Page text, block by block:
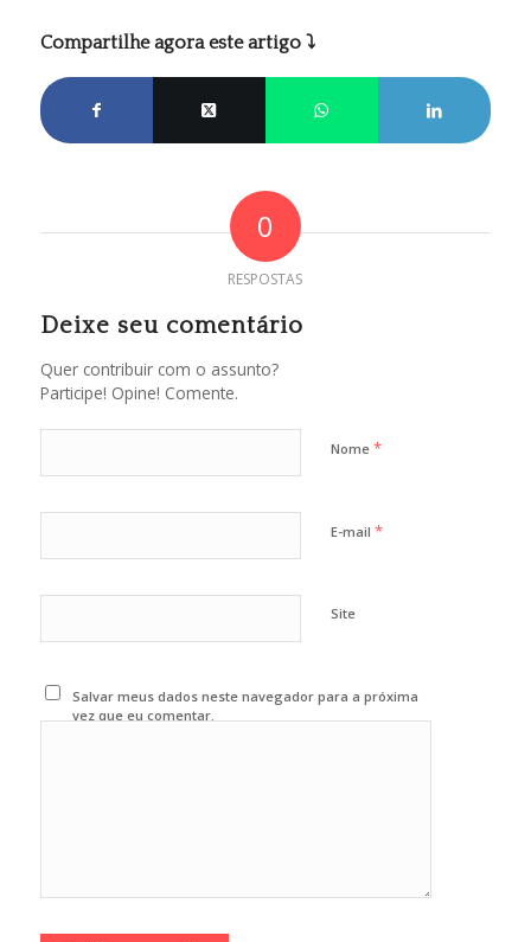
Compartilhe agora este artigo ⤵
0
RESPOSTAS
Deixe seu comentário
Quer contribuir com o assunto?
Participe! Opine! Comente.
Nome *
E-mail *
Site
Salvar meus dados neste navegador para a próxima
vez que eu comentar.